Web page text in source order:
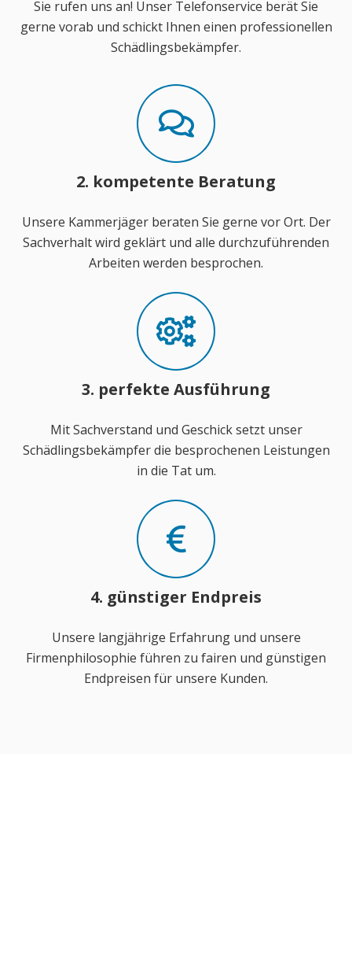
Sie rufen uns an! Unser Telefonservice berät Sie
gerne vorab und schickt Ihnen einen professionellen
Schädlingsbekämpfer.
2. kompetente Beratung
Unsere Kammerjäger beraten Sie gerne vor Ort. Der
Sachverhalt wird geklärt und alle durchzuführenden
Arbeiten werden besprochen.
3. perfekte Ausführung
Mit Sachverstand und Geschick setzt unser
Schädlingsbekämpfer die besprochenen Leistungen
in die Tat um.
4. günstiger Endpreis
Unsere langjährige Erfahrung und unsere
Firmenphilosophie führen zu fairen und günstigen
Endpreisen für unsere Kunden.